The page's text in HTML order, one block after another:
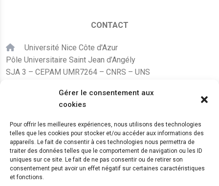
Gérer le consentement aux
cookies
Pour offrir les meilleures expériences, nous utilisons des technologies
telles que les cookies pour stocker et/ou accéder aux informations des
appareils. Le fait de consentir à ces technologies nous permettra de
traiter des données telles que le comportement de navigation ou les ID
uniques sur ce site. Le fait de ne pas consentir ou de retirer son
consentement peut avoir un effet négatif sur certaines caractéristiques
et fonctions.
CONTACT
Université Nice Côte d'Azur
Pôle Universitaire Saint Jean d’Angély
SJA 3 – CEPAM UMR7264 – CNRS – UNS
+33 (0)4 89 15 24 08
LE CEPAM EST HÉBERGÉ PAR